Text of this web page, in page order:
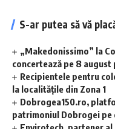
S-ar putea să vă
„Makedonissimo” la
concertează pe 8 august
Recipientele pentru
la localitățile din Zona 1
Dobrogea150.ro,
patrimoniul Dobrogei pe